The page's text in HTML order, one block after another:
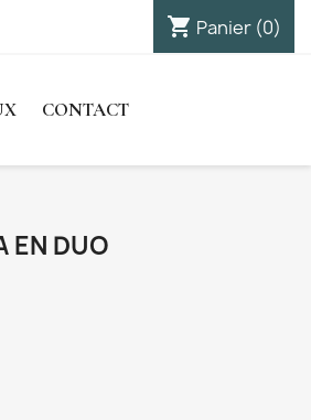
shopping_cart Panier (0)
CONTACT
EN DUO